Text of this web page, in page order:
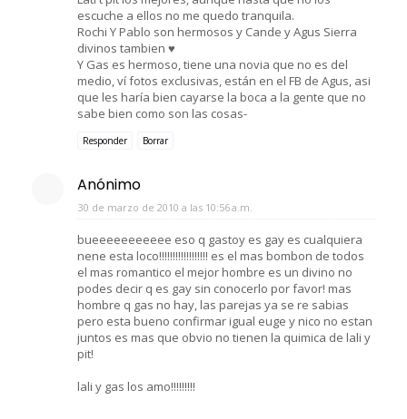
escuche a ellos no me quedo tranquila.
Rochi Y Pablo son hermosos y Cande y Agus Sierra
divinos tambien ♥
Y Gas es hermoso, tiene una novia que no es del
medio, ví fotos exclusivas, están en el FB de Agus, asi
que les haría bien cayarse la boca a la gente que no
sabe bien como son las cosas-
Responder Borrar
Anónimo
30 de marzo de 2010 a las 10:56 a.m.
bueeeeeeeeeee eso q gastoy es gay es cualquiera
nene esta loco!!!!!!!!!!!!!!!!!! es el mas bombon de todos
el mas romantico el mejor hombre es un divino no
podes decir q es gay sin conocerlo por favor! mas
hombre q gas no hay, las parejas ya se re sabias
pero esta bueno confirmar igual euge y nico no estan
juntos es mas que obvio no tienen la quimica de lali y
pit!
lali y gas los amo!!!!!!!!!